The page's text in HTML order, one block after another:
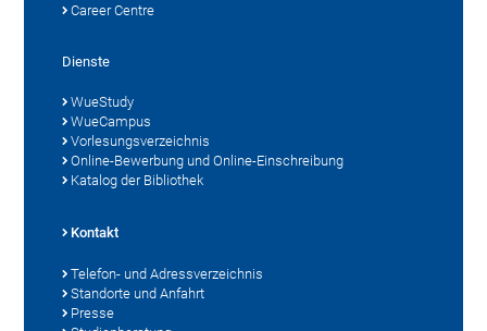
Career Centre
Dienste
WueStudy
WueCampus
Vorlesungsverzeichnis
Online-Bewerbung und Online-Einschreibung
Katalog der Bibliothek
Kontakt
Telefon- und Adressverzeichnis
Standorte und Anfahrt
Presse